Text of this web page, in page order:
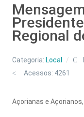
Regional
Categoria: Local
Acessos: 4261
Açorianas e Açorianos,